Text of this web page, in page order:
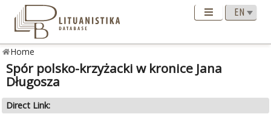
Home
Spór polsko-krzyżacki w kronice Jana
Długosza
Direct Link: